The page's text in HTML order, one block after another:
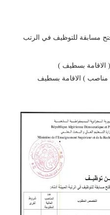
مسابقة للتوظيف في الرتب